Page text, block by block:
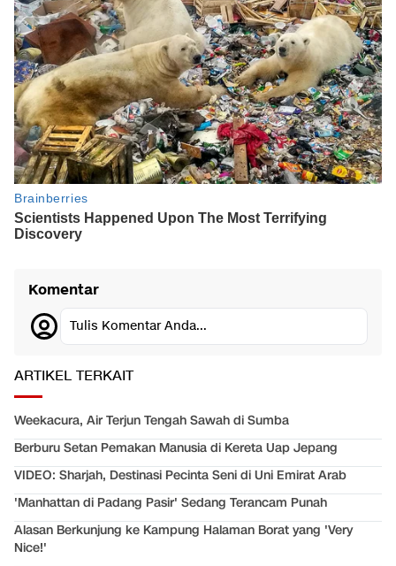
Komentar
Tulis Komentar Anda...
ARTIKEL TERKAIT
Weekacura, Air Terjun Tengah Sawah di Sumba
Berburu Setan Pemakan Manusia di Kereta Uap Jepang
VIDEO: Sharjah, Destinasi Pecinta Seni di Uni Emirat Arab
'Manhattan di Padang Pasir' Sedang Terancam Punah
Alasan Berkunjung ke Kampung Halaman Borat yang 'Very
Nice!'